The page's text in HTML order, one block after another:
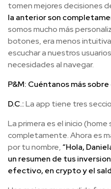
tomen mejores decisiones
la anterior son
somos mucho más
botones, era menos
escuchar a nuestros
necesidades al navegar.
P&M: Cuéntanos más
D.C.:La app tiene tres
La primera es el inicio (home
completamente. Ahora es
por tu nombre, “Hola,
un resumen de tus
efectivo, en crypto y el